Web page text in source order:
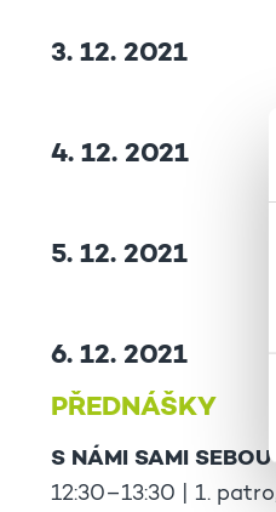
3. 12. 2021
4. 12. 2021
5. 12. 2021
6. 12. 2021
PŘEDNÁŠKY
S NÁMI SAMI
12:30–13:30 | 1.